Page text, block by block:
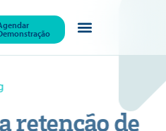
de